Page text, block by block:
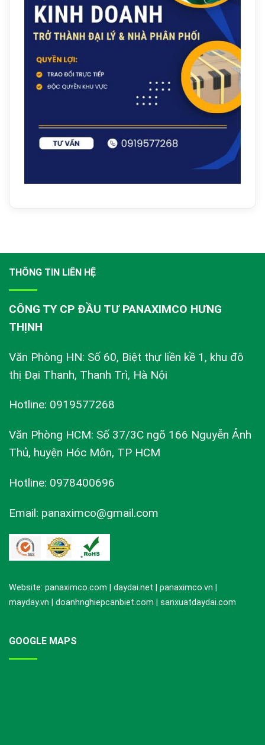
THÔNG TIN LIÊN HỆ
CÔNG TY CP ĐẦU TƯ PANAXIMCO HƯNG
THỊNH
Văn Phòng HN: Số 60, Biệt thự liền kề 1, khu đô
thị Đại Thanh, Thanh Trì, Hà Nội
Hotline: 0919577268
Văn Phòng HCM: Số 37/3C ngõ 166 Nguyễn Ảnh
Thủ, huyện Hóc Môn, TP HCM
Hotline: 0978400696
Email: panaximco@gmail.com
Website: panaximco.com | daydai.net | panaximco.vn |
mayday.vn | doanhnghiepcanbiet.com | sanxuatdaydai.com
GOOGLE MAPS